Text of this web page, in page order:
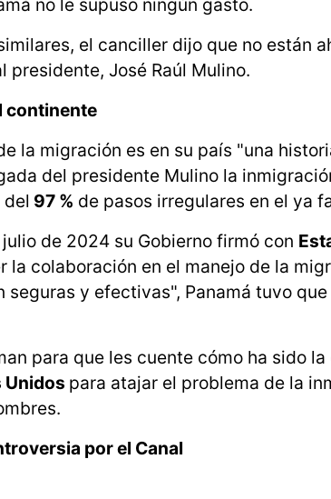
no le supuso ningún gasto.
el canciller dijo que no están
José Raúl Mulino.
continente
la migración es en su país "una
del presidente Mulino la
97 % de pasos irregulares en el ya
de 2024 su Gobierno firmó con
colaboración en el manejo de la
y efectivas", Panamá tuvo
para que les cuente cómo ha sido
Unidos para atajar el problema de la
por el Canal